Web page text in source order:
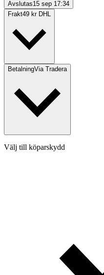
Avslutas15 sep 17:34
Frakt49 kr DHL
BetalningVia Tradera
Välj till köparskydd